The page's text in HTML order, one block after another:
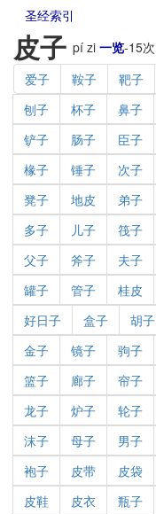
圣经索引
皮子 pí zi 一览-15次
爱子
鞍子 靶子
刨子
杯子 鼻子
铲子
肠子 臣子
椽子
锤子 次子
凳子
地皮 弟子
多子
儿子 筏子
父子
斧子 夫子
罐子
管子 桂皮
好日子
盒子 胡子
金子
镜子 驹子
篮子
廊子 帘子
龙子
炉子 轮子
沫子
母子 男子
袍子
皮带 皮袋
皮鞋
皮衣 瓶子